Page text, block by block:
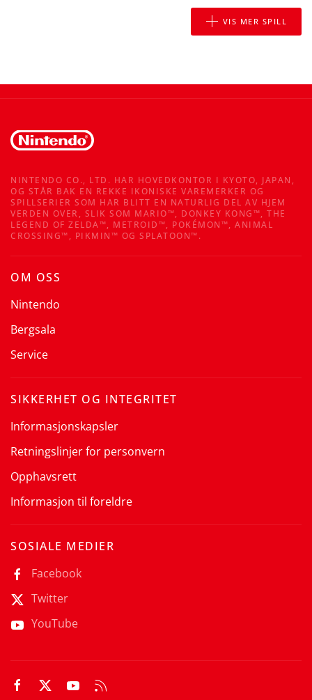
VIS MER SPILL
NINTENDO CO., LTD. HAR HOVEDKONTOR I KYOTO, JAPAN,
OG STÅR BAK EN REKKE IKONISKE VAREMERKER OG
SPILLSERIER SOM HAR BLITT EN NATURLIG DEL AV HJEM
VERDEN OVER, SLIK SOM MARIO™, DONKEY KONG™, THE
LEGEND OF ZELDA™, METROID™, POKÉMON™, ANIMAL
CROSSING™, PIKMIN™ OG SPLATOON™.
OM OSS
Nintendo
Bergsala
Service
SIKKERHET OG INTEGRITET
Informasjonskapsler
Retningslinjer for personvern
Opphavsrett
Informasjon til foreldre
SOSIALE MEDIER
Facebook
Twitter
YouTube